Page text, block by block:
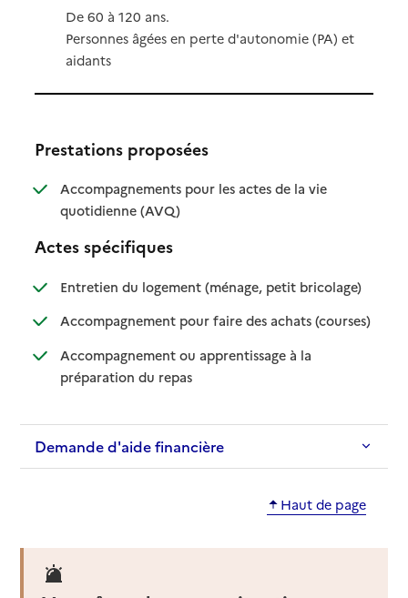
De 60 à 120 ans.
Personnes âgées en perte d'autonomie (PA) et
aidants
Prestations proposées
Accompagnements pour les actes de la vie
quotidienne (AVQ): disponible
: non disponible
Actes spécifiques
Entretien du logement (ménage, petit bricolage): disponible
: non
Accompagnement pour faire des achats (courses)
:
: non
Accompagnement ou apprentissage à la
préparation du repas: disponible
: non disponible
Demande d'aide financière
Haut de page